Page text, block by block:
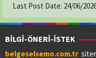
Last Post Date: 24/06/
BİLGİ-ÖNERİ-İSTEK
belgeselsemo.com.tr